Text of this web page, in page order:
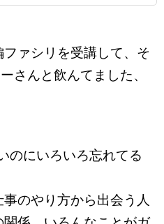
ァシリを受講して、そ
さんと飲んてました、
のにいろいろ忘れてる
のやり方から出会う人